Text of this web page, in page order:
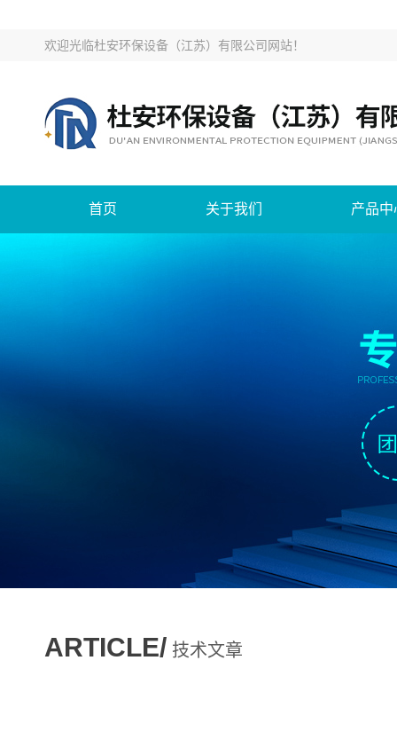
欢迎光临杜安环保设备（江苏）有限公司网站！
首页 关于我们 产品中
ARTICLE/ 技术文章